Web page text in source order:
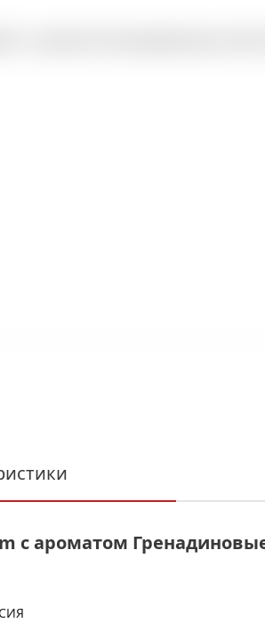
с ароматом